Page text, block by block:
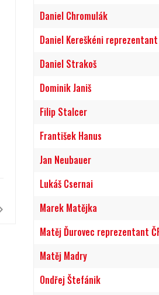
Daniel Chromulák
Daniel Kereškéni reprezentant
Daniel Strakoš
Dominik Janiš
Filip Stalcer
František Hanus
Jan Neubauer
Lukáš Csernai
Marek Matějka
Matěj Ďurovec reprezentant
Matěj Madry
Ondřej Štefánik